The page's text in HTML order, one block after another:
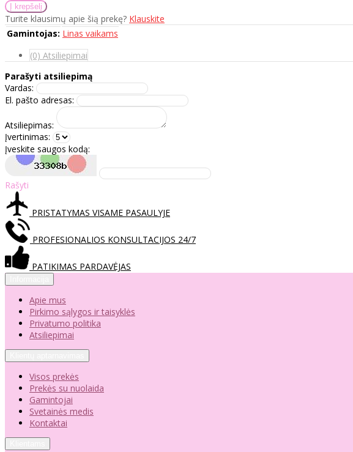
Turite klausimų apie šią prekę? Klauskite
Gamintojas: Linas vaikams
(0) Atsiliepimai
Parašyti atsiliepimą
Vardas:
El. pašto adresas:
Atsiliepimas:
Įvertinimas:
Įveskite saugos kodą:
Rašyti
PRISTATYMAS VISAME PASAULYJE
PROFESIONALIOS KONSULTACIJOS 24/7
PATIKIMAS PARDAVĖJAS
Apie mus
Pirkimo sąlygos ir taisyklės
Privatumo politika
Atsiliepimai
Visos prekės
Prekės su nuolaida
Gamintojai
Svetainės medis
Kontaktai